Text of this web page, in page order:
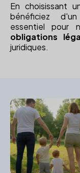
En choisissant
bénéficiez d'un
essentiel pour
obligations
juridiques.